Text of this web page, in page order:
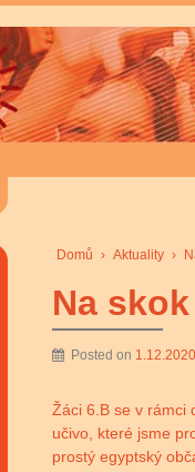
Domů › Aktuality ›
Na
Posted on 1.12.2020
Žáci 6.B se v rámci
učivo, které jsme
prostý egyptský